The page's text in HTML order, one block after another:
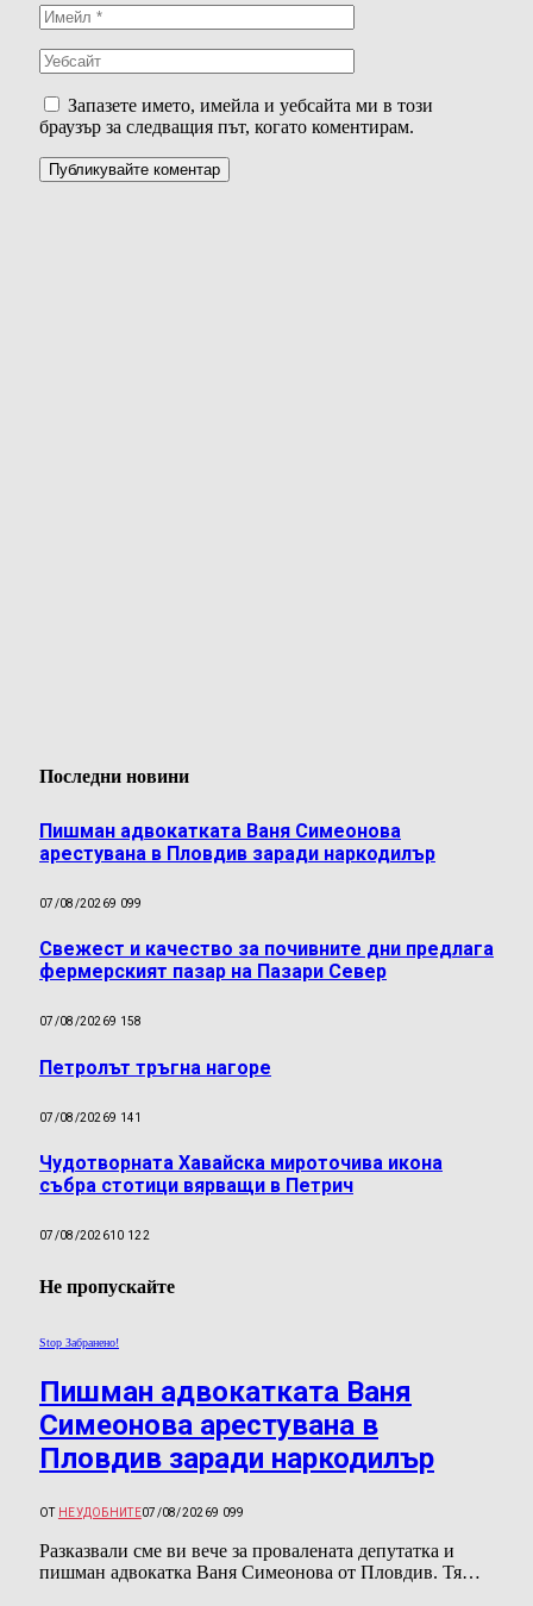
Запазете името, имейла и уебсайта ми в този
браузър за следващия път, когато коментирам.
Последни новини
Пишман адвокатката Ваня Симеонова
арестувана в Пловдив заради наркодилър
07/08/20269 099
Свежест и качество за почивните дни предлага
фермерският пазар на Пазари Север
07/08/20269 158
Петролът тръгна нагоре
07/08/20269 141
Чудотворната Хавайска мироточива икона
събра стотици вярващи в Петрич
07/08/202610 122
Не пропускайте
Stop Забранено!
Пишман адвокатката Ваня
Симеонова арестувана в
Пловдив заради наркодилър
ОТ НЕУДОБНИТЕ07/08/20269 099
Разказвали сме ви вече за провалената депутатка и
пишман адвокатка Ваня Симеонова от Пловдив. Тя…